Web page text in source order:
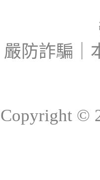
嚴防詐騙｜
Copyright ©